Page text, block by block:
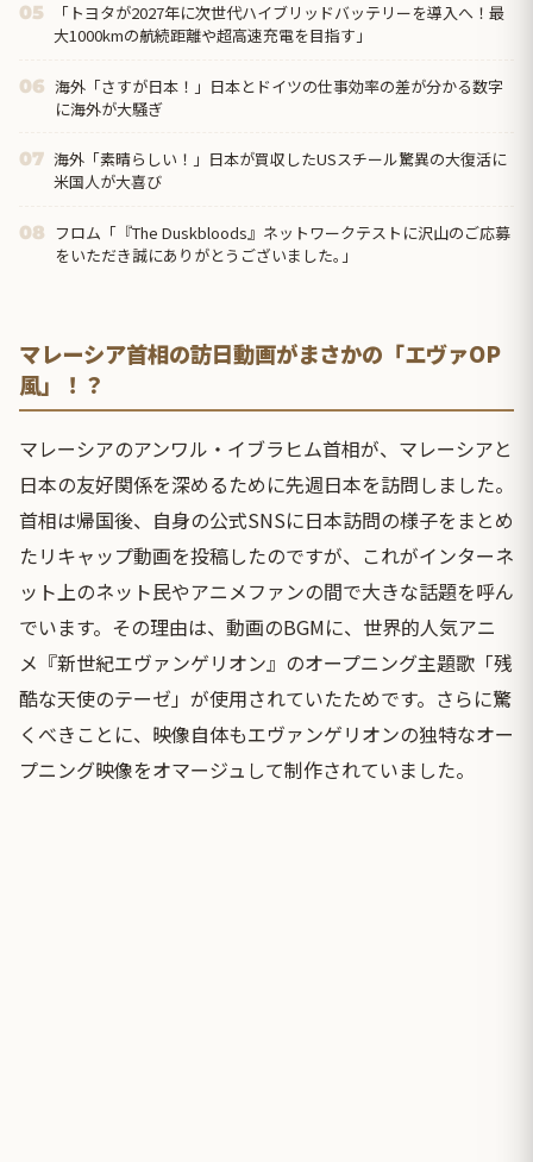
05
「トヨタが2027年に次世代ハイブリッドバッテリーを導入へ！最
大1000kmの航続距離や超高速充電を目指す」
06 海外「さすが日本！」日本とドイツの仕事効率の差が分かる数字
に海外が大騒ぎ
07 海外「素晴らしい！」日本が買収したUSスチール驚異の大復活に
米国人が大喜び
08 フロム「『The Duskbloods』ネットワークテストに沢山のご応募
をいただき誠にありがとうございました｡」
マレーシア首相の訪日動画がまさかの「エヴァOP
風」！？
マレーシアのアンワル・イブラヒム首相が、マレーシアと
日本の友好関係を深めるために先週日本を訪問しました。
首相は帰国後、自身の公式SNSに日本訪問の様子をまとめ
たリキャップ動画を投稿したのですが、これがインターネ
ット上のネット民やアニメファンの間で大きな話題を呼ん
でいます。その理由は、動画のBGMに、世界的人気アニ
メ『新世紀エヴァンゲリオン』のオープニング主題歌「残
酷な天使のテーゼ」が使用されていたためです。さらに驚
くべきことに、映像自体もエヴァンゲリオンの独特なオー
プニング映像をオマージュして制作されていました。